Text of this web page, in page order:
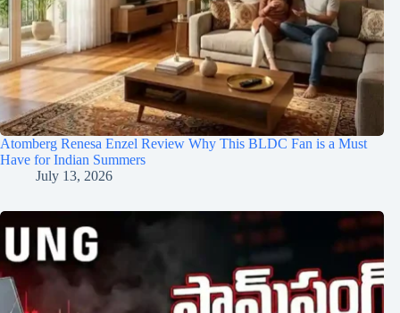
Atomberg Renesa Enzel Review Why This BLDC Fan is a Must
Have for Indian Summers
July 13, 2026